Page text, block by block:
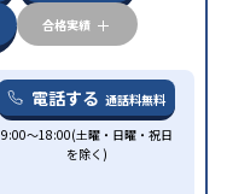
合格実績
電話する 通話料無料
9:00～18:00(土曜・日曜・祝日
を除く)